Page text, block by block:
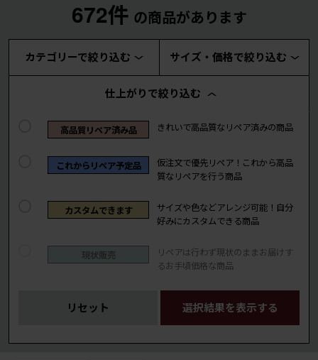
672件 の商品があります
カテゴリーで絞り込む サイズ・価格で絞り込む
仕上がりで絞り込む
高品質リペア済み品 きれいで高品質なリペア済みの商品
これからリペア予定品
仮注文で優先リペア！これから高品
質なリペアを行う商品
カスタムできます
サイズや色などアレンジ可能！自分
好みにカスタムできる商品
現状販売
リペアは行わず現状のままお届けす
るお手頃価格な商品
リセット 選択結果を表示する